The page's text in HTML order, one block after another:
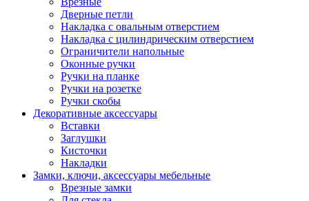
Дверные петли
Накладка с овальным отверстием
Накладка с цилиндрическим отверстием
Ограничители напольные
Оконные ручки
Ручки на планке
Ручки на розетке
Ручки скобы
Декоративные аксессуары
Вставки
Заглушки
Кисточки
Накладки
Замки, ключи, аксессуары мебельные
Врезные замки